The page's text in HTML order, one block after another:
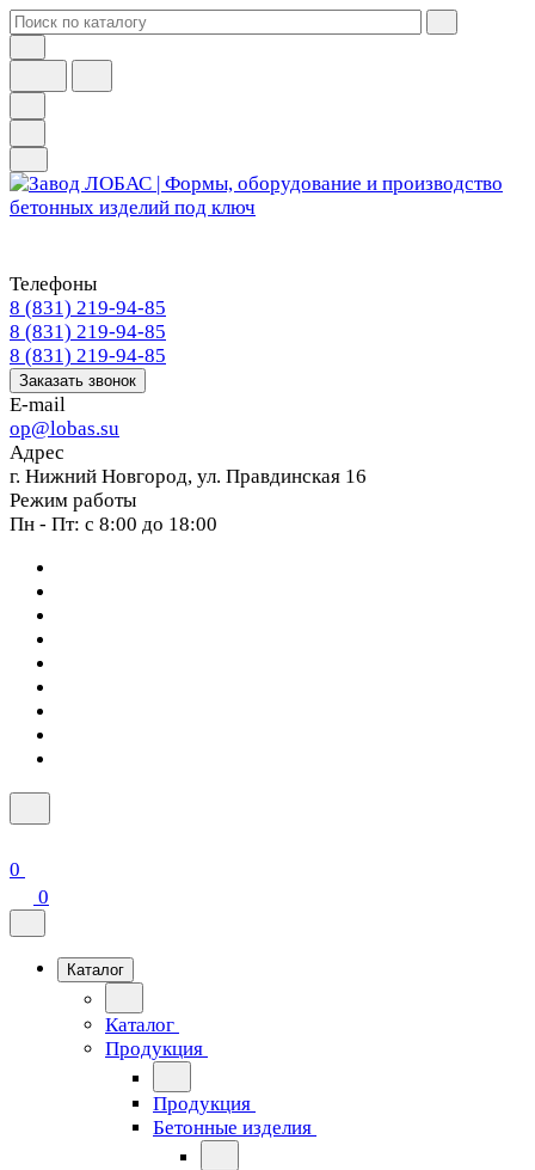
Телефоны
8 (831) 219-94-85
8 (831) 219-94-85
8 (831) 219-94-85
Заказать звонок
E-mail
op@lobas.su
Адрес
г. Нижний Новгород, ул. Правдинская 16
Режим работы
Пн - Пт: с 8:00 до 18:00
0
0
Каталог
Каталог
Продукция
Продукция
Бетонные изделия